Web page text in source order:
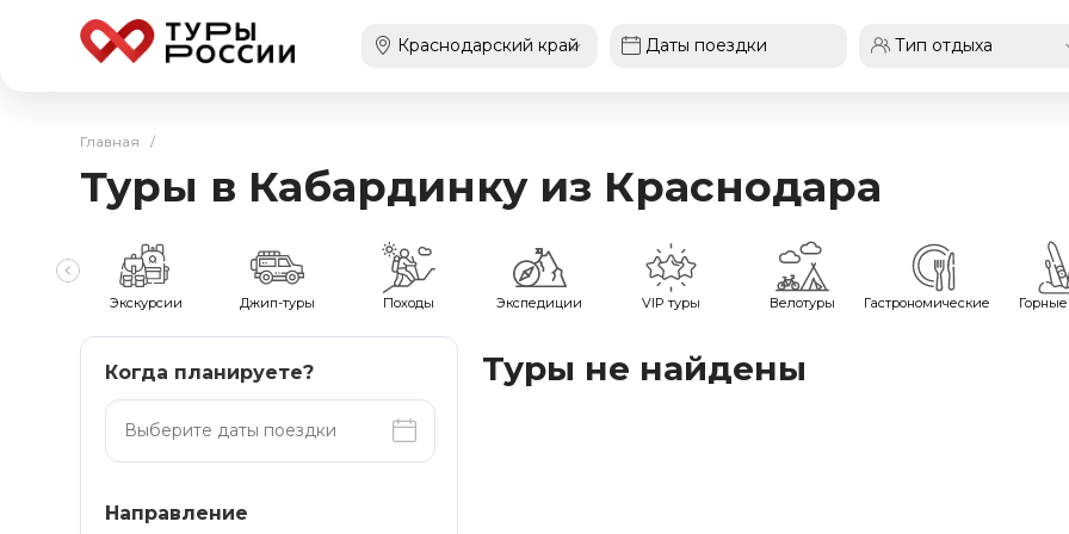
Главная /
Туры в Кабардинку из Краснодара
Экскурсии Джип-туры Походы Экспедиции VIP туры Велотуры Гастрономические
Когда планируете?
Направление
Туры не найдены